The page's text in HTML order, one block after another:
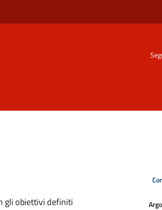
gli obiettivi definiti